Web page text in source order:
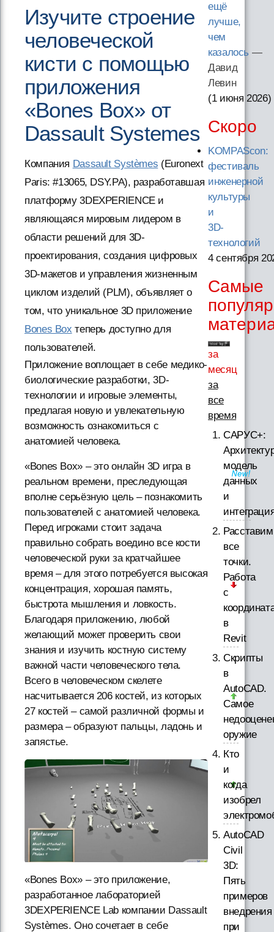
Изучите строение
человеческой
кисти с помощью
приложения
«Bones Box» от
Dassault Systemes
Компания Dassault Systèmes (Euronext
Paris: #13065, DSY.PA), разработавшая
платформу 3DEXPERIENCE и
являющаяся мировым лидером в
области решений для 3D-
проектирования, создания цифровых
3D-макетов и управления жизненным
циклом изделий (PLM), объявляет о
том, что уникальное 3D приложение
Bones Box теперь доступно для
пользователей.
Приложение воплощает в себе медико-
биологические разработки, 3D-
технологии и игровые элементы,
предлагая новую и увлекательную
возможность ознакомиться с
анатомией человека.
«Bones Box» – это онлайн 3D игра в
реальном времени, преследующая
вполне серьёзную цель – познакомить
пользователей с анатомией человека.
Перед игроками стоит задача
правильно собрать воедино все кости
человеческой руки за кратчайшее
время – для этого потребуется высокая
концентрация, хорошая память,
быстрота мышления и ловкость.
Благодаря приложению, любой
желающий может проверить свои
знания и изучить костную систему
важной части человеческого тела.
Всего в человеческом скелете
насчитывается 206 костей, из которых
27 костей – самой различной формы и
размера – образуют пальцы, ладонь и
запястье.
«Bones Box» – это приложение,
разработанное лабораторией
3DEXPERIENCE Lab компании Dassault
Systèmes. Оно сочетает в себе
ещё
лучше,
чем
казалось —
Давид
Левин
(1 июня 2026)
Скоро
KOMPAScon:
фестиваль
инженерной
культуры
и
3D-
технологий
4 сентября
Самые
за
месяц
за
все
время
САРУС+:
модель
данных
и
Расставим
все
точки.
Работа
с
в
Revit
Скрипты
в
AutoCAD.
Самое
оружие
Кто
и
когда
изобрел
AutoCAD
Civil
3D:
Пять
примеров
внедрения
при